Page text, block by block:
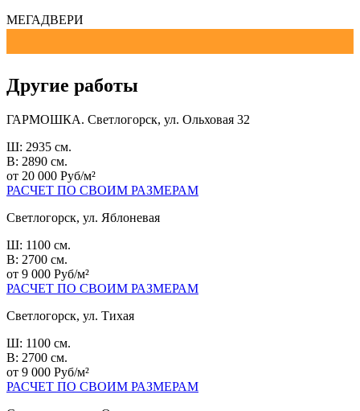
МЕГАДВЕРИ
Другие работы
ГАРМОШКА. Светлогорск, ул. Ольховая 32
Ш: 2935 см.
В: 2890 см.
от 20 000 Руб/м²
РАСЧЕТ ПО СВОИМ РАЗМЕРАМ
Светлогорск, ул. Яблоневая
Ш: 1100 см.
В: 2700 см.
от 9 000 Руб/м²
РАСЧЕТ ПО СВОИМ РАЗМЕРАМ
Светлогорск, ул. Тихая
Ш: 1100 см.
В: 2700 см.
от 9 000 Руб/м²
РАСЧЕТ ПО СВОИМ РАЗМЕРАМ